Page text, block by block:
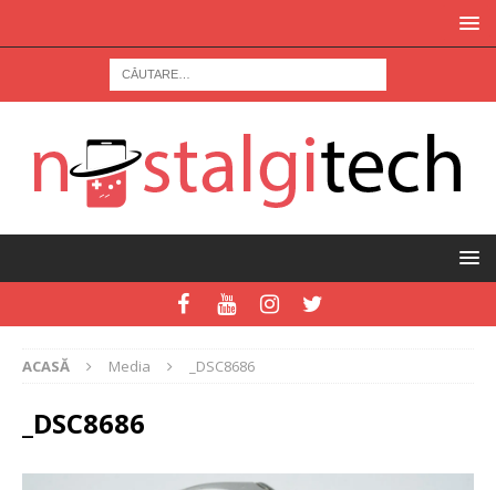
ACASĂ Media _DSC8686
_DSC8686